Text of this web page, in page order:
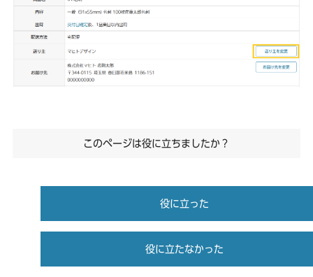
このページは役に立ちましたか？
役に立った
役に立たなかった